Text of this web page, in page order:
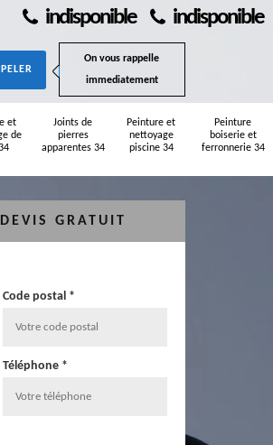
indisponible indisponible
On vous rappelle
immediatement
et
de
Joints de
pierres
apparentes 34
Peinture et
nettoyage
piscine 34
Peinture
boiserie et
ferronnerie 34
GRATUIT
Code postal *
Téléphone *